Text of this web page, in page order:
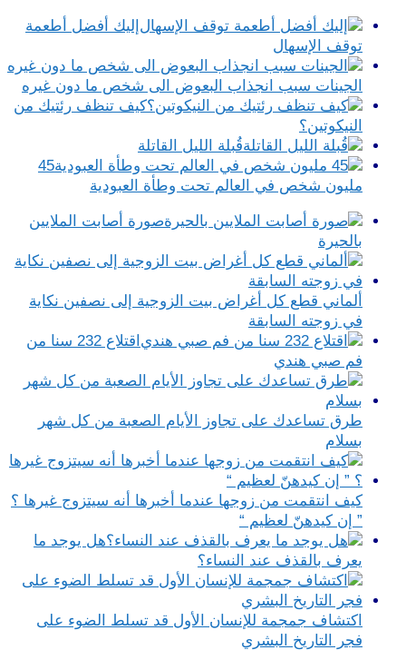
إليك أفضل أطعمة
توقف الإسهال
الجينات سبب انجذاب البعوض الى شخص ما دون غيره
كيف تنظف رئتيك من
النيكوتين؟
قُبلة الليل القاتلة
45
مليون شخص في العالم تحت وطأة العبودية
صورة أصابت الملايين
بالحيرة
ألماني قطع كل أغراض بيت الزوجية إلى نصفين نكاية
في زوجته السابقة
اقتلاع 232 سنا من
فم صبي هندي
طرق تساعدك على تجاوز الأيام الصعبة من كل شهر
بسلام
كيف انتقمت من زوجها عندما أخبرها أنه سيتزوج غيرها ؟
” إن كيدهنّ لعظيم “
هل يوجد ما
يعرف بالقذف عند النساء؟
اكتشاف جمجمة للإنسان الأول قد تسلط الضوء على
فجر التاريخ البشري